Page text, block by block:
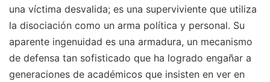
una víctima desvalida; es una superviviente que utiliza
la disociación como un arma política y personal. Su
aparente ingenuidad es una armadura, un mecanismo
de defensa tan sofisticado que ha logrado engañar a
generaciones de académicos que insisten en ver en